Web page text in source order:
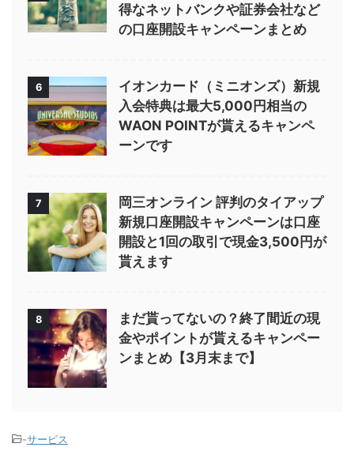
得なネットバンクや証券会社など
の口座開設キャンペーンまとめ
6
イオンカード（ミニオンズ）新規
入会特典は最大5,000円相当の
WAON POINTが貰えるキャンペ
ーンです
7
岡三オンライン 評判のタイアップ
新規口座開設キャンペーンは口座
開設と1回の取引で現金3,500円が
貰えます
8
まだ貰ってないの？終了間近の現
金やポイントが貰えるキャンペー
ンまとめ【3月末まで】
-サービス